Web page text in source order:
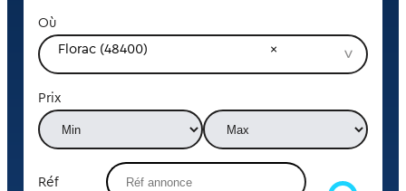
Où
Florac (48400)
Prix
Réf